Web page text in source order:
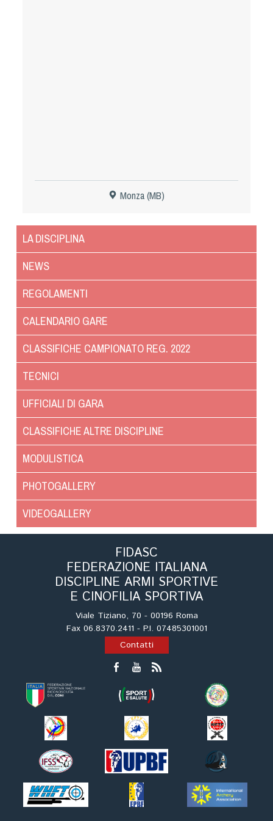
Monza (MB)
LA DISCIPLINA
NEWS
REGOLAMENTI
CALENDARIO GARE
CLASSIFICHE CAMPIONATO REG. 2022
TECNICI
UFFICIALI DI GARA
CLASSIFICHE ALTRE DISCIPLINE
MODULISTICA
PHOTOGALLERY
VIDEOGALLERY
FIDASC
FEDERAZIONE ITALIANA
DISCIPLINE ARMI SPORTIVE
E CINOFILIA SPORTIVA
Viale Tiziano, 70 - 00196 Roma
Fax 06.8370.2411 - P.I. 07485301001
Contatti
Cinofilia Sportiva
DiscDog
Dog Triathlon
Nosework
Obedience
Retriever Sport
Sheepdog
Sport acquatici
Freestyle
Cinofilia Venatoria
Sleddog